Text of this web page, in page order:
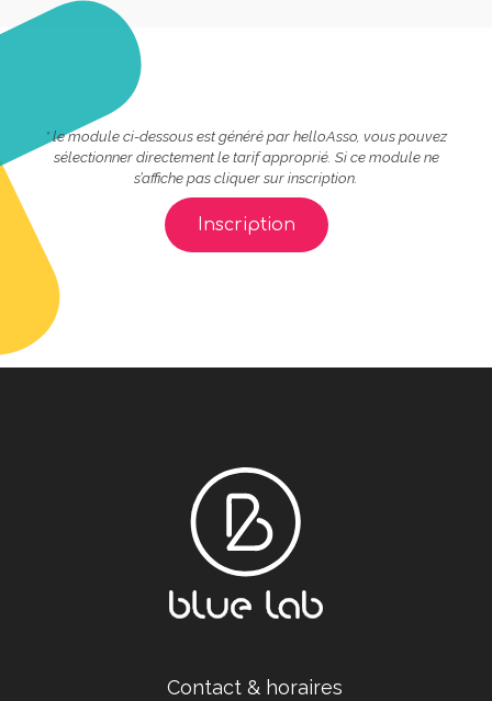
* le module ci-dessous est généré par helloAsso, vous pouvez
sélectionner directement le tarif approprié. Si ce module ne
s’affiche pas cliquer sur inscription.
Inscription
Contact & horaires